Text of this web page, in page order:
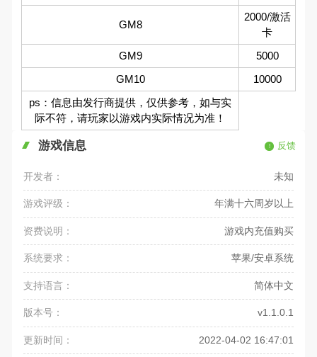
GM8
2000/激活
卡
GM9
5000
GM10
10000
ps：信息由发行商提供，仅供参考，如与实
际不符，请玩家以游戏内实际情况为准！
游戏信息 反馈
开发者： 未知
游戏评级： 年满十六周岁以上
资费说明： 游戏内充值购买
系统要求： 苹果/安卓系统
支持语言： 简体中文
版本号： v1.1.0.1
更新时间： 2022-04-02 16:47:01